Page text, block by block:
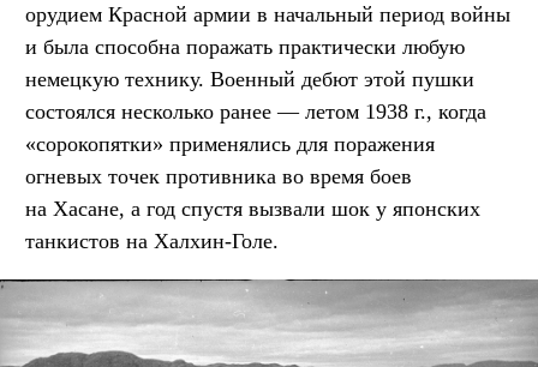
орудием Красной армии в начальный период войны
и была способна поражать практически любую
немецкую технику. Военный дебют этой пушки
состоялся несколько ранее — летом 1938 г., когда
«сорокопятки» применялись для поражения
огневых точек противника во время боев
на Хасане, а год спустя вызвали шок у японских
танкистов на Халхин-Голе.